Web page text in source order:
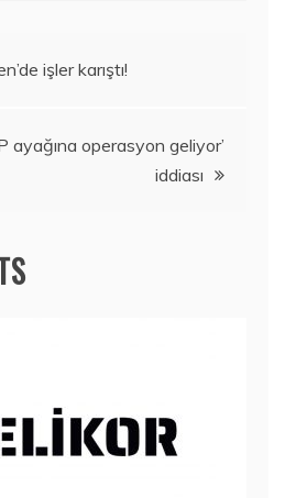
işler karıştı!
ayağına operasyon geliyor’
iddiası